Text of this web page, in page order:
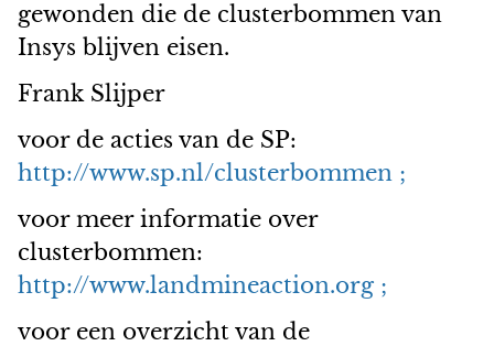
gewonden die de clusterbommen van
Insys blijven eisen.
Frank Slijper
voor de acties van de SP:
http://www.sp.nl/clusterbommen ;
voor meer informatie over
clusterbommen:
http://www.landmineaction.org ;
voor een overzicht van de